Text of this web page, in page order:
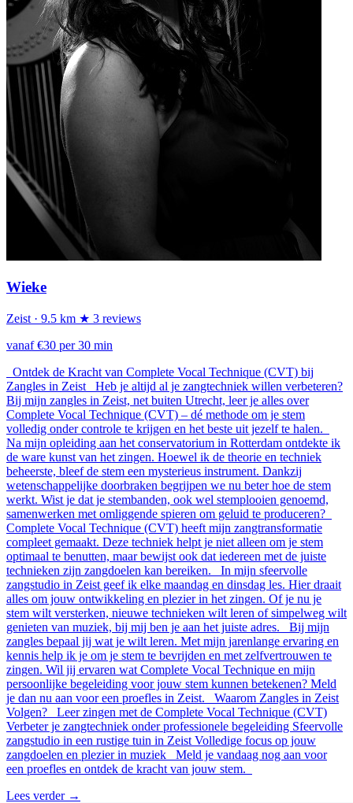
Wieke
Zeist · 9.5 km ★ 3 reviews
vanaf €30 per 30 min
Ontdek de Kracht van Complete Vocal Technique (CVT) bij
Zangles in Zeist Heb je altijd al je zangtechniek willen verbeteren?
Bij mijn zangles in Zeist, net buiten Utrecht, leer je alles over
Complete Vocal Technique (CVT) – dé methode om je stem
volledig onder controle te krijgen en het beste uit jezelf te halen.
Na mijn opleiding aan het conservatorium in Rotterdam ontdekte ik
de ware kunst van het zingen. Hoewel ik de theorie en techniek
beheerste, bleef de stem een mysterieus instrument. Dankzij
wetenschappelijke doorbraken begrijpen we nu beter hoe de stem
werkt. Wist je dat je stembanden, ook wel stemplooien genoemd,
samenwerken met omliggende spieren om geluid te produceren?
Complete Vocal Technique (CVT) heeft mijn zangtransformatie
compleet gemaakt. Deze techniek helpt je niet alleen om je stem
optimaal te benutten, maar bewijst ook dat iedereen met de juiste
technieken zijn zangdoelen kan bereiken. In mijn sfeervolle
zangstudio in Zeist geef ik elke maandag en dinsdag les. Hier draait
alles om jouw ontwikkeling en plezier in het zingen. Of je nu je
stem wilt versterken, nieuwe technieken wilt leren of simpelweg wilt
genieten van muziek, bij mij ben je aan het juiste adres. Bij mijn
zangles bepaal jij wat je wilt leren. Met mijn jarenlange ervaring en
kennis help ik je om je stem te bevrijden en met zelfvertrouwen te
zingen. Wil jij ervaren wat Complete Vocal Technique en mijn
persoonlijke begeleiding voor jouw stem kunnen betekenen? Meld
je dan nu aan voor een proefles in Zeist. Waarom Zangles in Zeist
Volgen? Leer zingen met de Complete Vocal Technique (CVT)
Verbeter je zangtechniek onder professionele begeleiding Sfeervolle
zangstudio in een rustige tuin in Zeist Volledige focus op jouw
zangdoelen en plezier in muziek Meld je vandaag nog aan voor
een proefles en ontdek de kracht van jouw stem.
Lees verder →